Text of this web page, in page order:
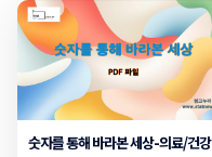
숫자를 통해 바라본 세상-의료/건강